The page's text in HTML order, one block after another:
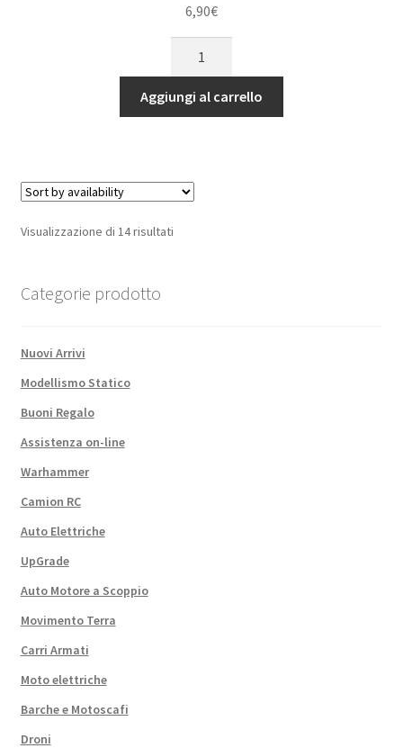
6,90€
GREASE
(5G)
Aggiungi al carrello
Visualizzazione di 14 risultati
Categorie prodotto
Nuovi Arrivi
Modellismo Statico
Buoni Regalo
Assistenza on-line
Warhammer
Camion RC
Auto Elettriche
UpGrade
Auto Motore a Scoppio
Movimento Terra
Carri Armati
Moto elettriche
Barche e Motoscafi
Droni